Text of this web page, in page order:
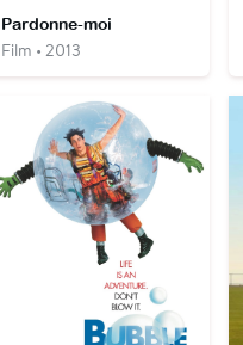
Pardonne-moi
Film • 2013